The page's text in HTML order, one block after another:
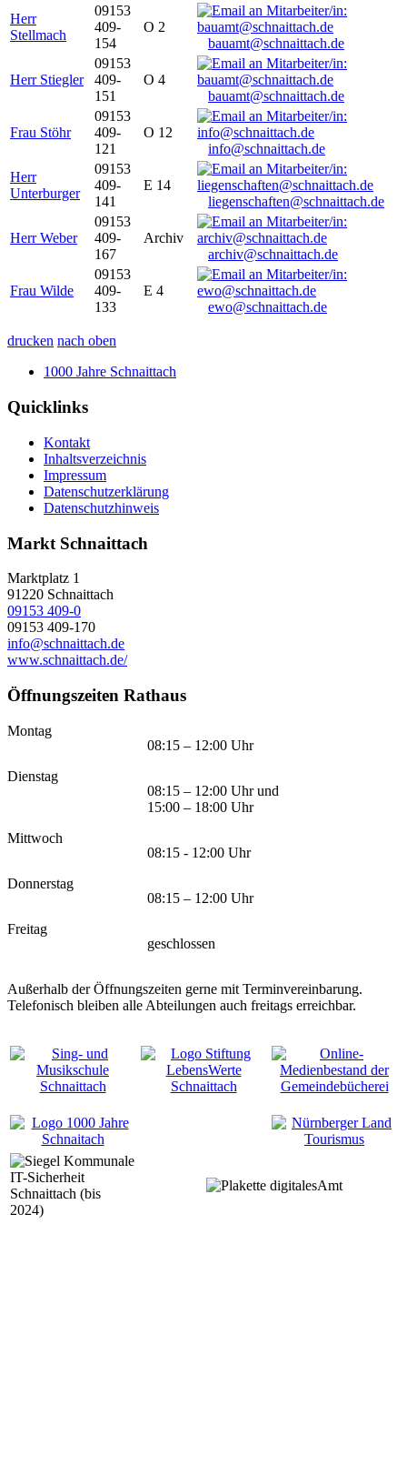
Herr
Stellmach
09153
409-
154
O 2
bauamt@schnaittach.de
Herr Stiegler
09153
409-
151
O 4
bauamt@schnaittach.de
Frau Stöhr
09153
409-
121
O 12
info@schnaittach.de
Herr
Unterburger
09153
409-
141
E 14
liegenschaften@schnaittach.de
Herr Weber
09153
409-
167
Archiv
archiv@schnaittach.de
Frau Wilde
09153
409-
133
E 4
ewo@schnaittach.de
drucken nach oben
1000 Jahre Schnaittach
Quicklinks
Kontakt
Inhaltsverzeichnis
Impressum
Datenschutzerklärung
Datenschutzhinweis
Markt Schnaittach
Marktplatz 1
91220 Schnaittach
09153 409-0
09153 409-170
info@schnaittach.de
www.schnaittach.de/
Öffnungszeiten Rathaus
Montag
08:15 – 12:00 Uhr
Dienstag
08:15 – 12:00 Uhr und
15:00 – 18:00 Uhr
Mittwoch
08:15 - 12:00 Uhr
Donnerstag
08:15 – 12:00 Uhr
Freitag
geschlossen
Außerhalb der Öffnungszeiten gerne mit Terminvereinbarung.
Telefonisch bleiben alle Abteilungen auch freitags erreichbar.